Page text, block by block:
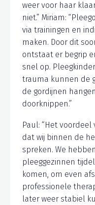
weer voor haar
niet.” Miriam:
via trainingen en
maken. Door dit
ontstaat er begrip
snel op.
trauma kunnen de
de gordijnen
doorknippen.”
Paul: “Het
dat wij binnen de
spreken. We
pleeggezinnen
komen, om even
professionele
later weer stabiel